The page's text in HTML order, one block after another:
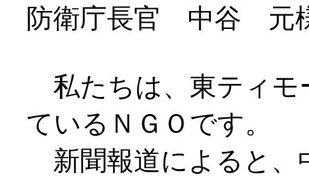
防衛庁長官 中谷 元
私たちは、東ティモ
ているＮＧＯです。
新聞報道によると、